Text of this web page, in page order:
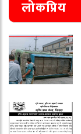
लोकप्रिय